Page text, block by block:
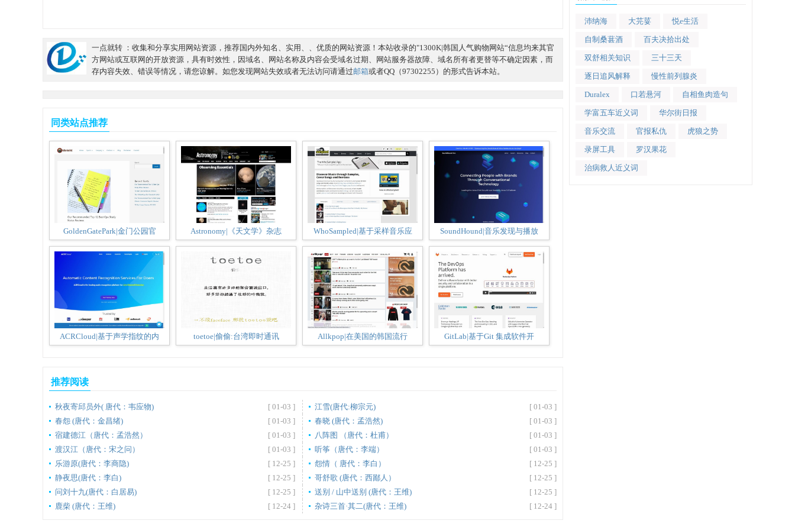
一点就转 ：收集和分享实用网站资源，推荐国内外知名、实用、、优质的网站资源！本站收录的"1300K|韩国人气购物网站“信息均来其官
方网站或互联网的开放资源，具有时效性，因域名、网站名称及内容会受域名过期、网站服务器故障、域名所有者更替等不确定因素，而
存内容失效、错误等情况，请您谅解。如您发现网站失效或者无法访问请通过邮箱或者QQ（97302255）的形式告诉本站。
同类站点推荐
GoldenGatePark|金门公园官 Astronomy|《天文学》杂志 WhoSampled|基于采样音乐应 SoundHound|音乐发现与播放
ACRCloud|基于声学指纹的内 toetoe|偷偷:台湾即时通讯 Allkpop|在美国的韩国流行 GitLab|基于Git 集成软件开
推荐阅读
秋夜寄邱员外( 唐代：韦应物) [ 01-03 ] 江雪(唐代:柳宗元)
[ 01-03 ]
春怨 (唐代：金昌绪)
[ 01-03 ] 春晓 (唐代：孟浩然)
[ 01-03 ]
宿建德江（唐代：孟浩然）
[ 01-03 ] 八阵图 （唐代：杜甫）
[ 01-03 ]
渡汉江（唐代：宋之问）
[ 01-03 ] 听筝（唐代：李端）
[ 01-03 ]
乐游原(唐代：李商隐)
[ 12-25 ] 怨情（ 唐代：李白）
[ 12-25 ]
静夜思(唐代：李白)
[ 12-25 ] 哥舒歌 (唐代：西鄙人）
[ 12-25 ]
问刘十九(唐代：白居易)
[ 12-25 ] 送别 / 山中送别 (唐代：王维)
[ 12-25 ]
鹿柴 (唐代：王维)
[ 12-24 ] 杂诗三首·其二(唐代：王维) [ 12-24 ]
沛纳海 大芫荽 悦e生活
自制桑葚酒 百夫决拾出处
双舒相关知识 三十三天
逐日追风解释 慢性前列腺炎
Duralex 口若悬河 自相鱼肉造句
学富五车近义词 华尔街日报
音乐交流 官报私仇 虎狼之势
录屏工具 罗汉果花
治病救人近义词